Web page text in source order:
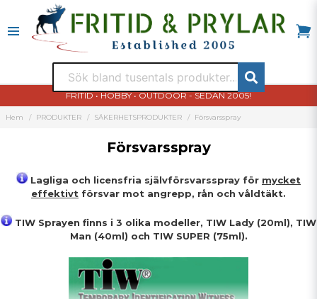
FRITID • HOBBY • OUTDOOR - SEDAN 2005!
Hem PRODUKTER SÄKERHETSPRODUKTER Försvarsspray
Försvarsspray
Lagliga och licensfria självförsvarsspray för mycket
effektivt försvar mot angrepp, rån och våldtäkt.
TIW Sprayen finns i 3 olika modeller, TIW Lady (20ml), TIW
Man (40ml) och TIW SUPER (75ml).